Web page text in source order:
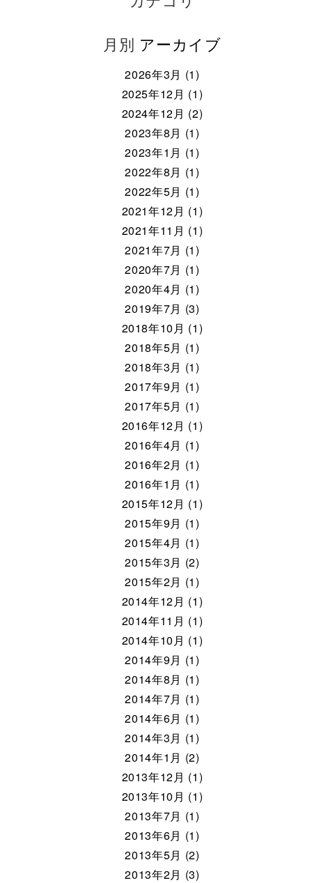
月別 アーカイブ
2026年3月 (1)
2025年12月 (1)
2024年12月 (2)
2023年8月 (1)
2023年1月 (1)
2022年8月 (1)
2022年5月 (1)
2021年12月 (1)
2021年11月 (1)
2021年7月 (1)
2020年7月 (1)
2020年4月 (1)
2019年7月 (3)
2018年10月 (1)
2018年5月 (1)
2018年3月 (1)
2017年9月 (1)
2017年5月 (1)
2016年12月 (1)
2016年4月 (1)
2016年2月 (1)
2016年1月 (1)
2015年12月 (1)
2015年9月 (1)
2015年4月 (1)
2015年3月 (2)
2015年2月 (1)
2014年12月 (1)
2014年11月 (1)
2014年10月 (1)
2014年9月 (1)
2014年8月 (1)
2014年7月 (1)
2014年6月 (1)
2014年3月 (1)
2014年1月 (2)
2013年12月 (1)
2013年10月 (1)
2013年7月 (1)
2013年6月 (1)
2013年5月 (2)
2013年2月 (3)